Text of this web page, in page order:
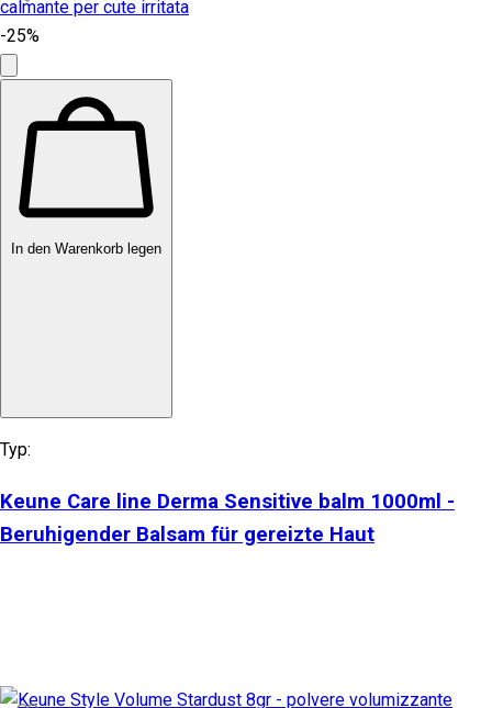
-25%
In den Warenkorb legen
Typ:
Keune Care line Derma Sensitive balm 1000ml -
Beruhigender Balsam für gereizte Haut